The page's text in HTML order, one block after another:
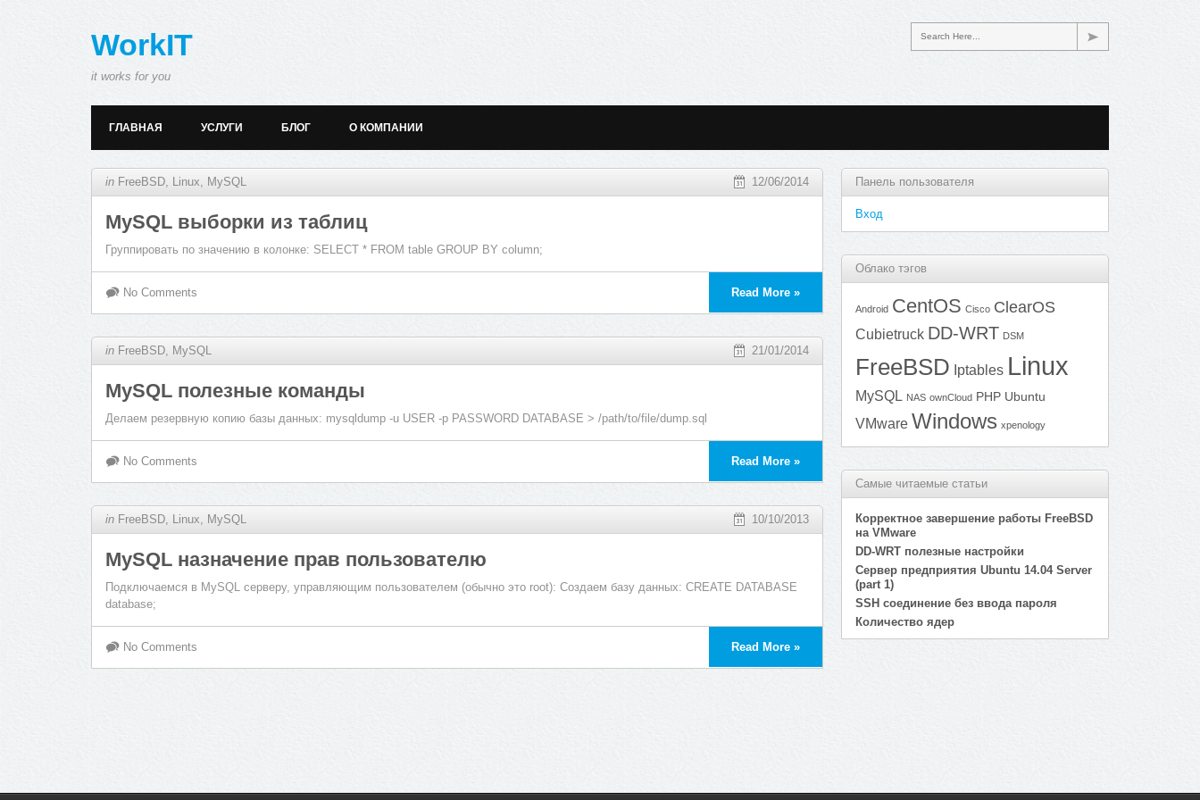
Search Here...
WorkIT
it works for you
ГЛАВНАЯ УСЛУГИ БЛОГ О КОМПАНИИ
in FreeBSD, Linux, MySQL 12/06/2014
MySQL выборки из таблиц
Группировать по значению в колонке: SELECT * FROM table GROUP BY column;
No Comments Read More »
in FreeBSD, MySQL 21/01/2014
MySQL полезные команды
Делаем резервную копию базы данных: mysqldump -u USER -p PASSWORD DATABASE > /path/to/file/dump.sql
No Comments Read More »
in FreeBSD, Linux, MySQL 10/10/2013
MySQL назначение прав пользователю
Подключаемся в MySQL серверу, управляющим пользователем (обычно это root): Создаем базу данных: CREATE DATABASE
database;
No Comments Read More »
Панель пользователя
Вход
Облако тэгов
Android CentOS Cisco ClearOS
Cubietruck DD-WRT DSM
FreeBSD Iptables Linux
MySQL NAS ownCloud PHP Ubuntu
VMware Windows xpenology
Самые читаемые статьи
Корректное завершение работы FreeBSD
на VMware
DD-WRT полезные настройки
Сервер предприятия Ubuntu 14.04 Server
(part 1)
SSH соединение без ввода пароля
Количество ядер